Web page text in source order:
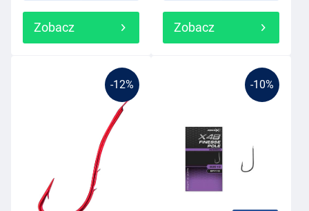
Zobacz Zobacz
-12% -10%